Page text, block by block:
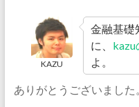
KAZU
金融基礎
に、 kazu
よ。
ありがとうございました